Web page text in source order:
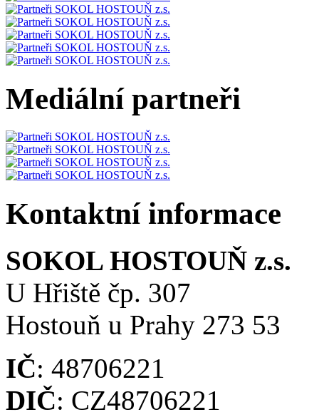
Mediální partneři
Kontaktní informace
SOKOL HOSTOUŇ z.s.
U Hřiště čp. 307
Hostouň u Prahy 273 53
IČ: 48706221
DIČ: CZ48706221